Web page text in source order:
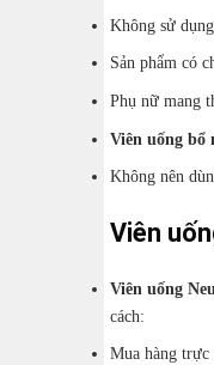
Không sử
Sản phẩm có
Phụ nữ mang
Viên uống bổ
Không nên
Viên
Viên uống
cách:
Mua hàng